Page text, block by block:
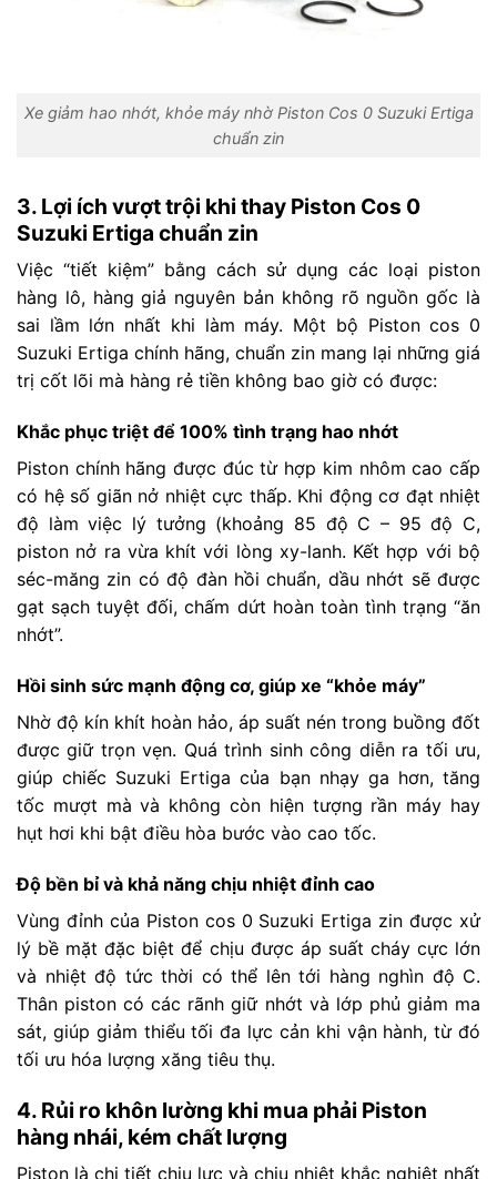
Xe giảm hao nhớt, khỏe máy nhờ Piston Cos 0 Suzuki Ertiga
chuẩn zin
3. Lợi ích vượt trội khi thay Piston Cos 0
Suzuki Ertiga chuẩn zin
Việc “tiết kiệm” bằng cách sử dụng các loại piston
hàng lô, hàng giả nguyên bản không rõ nguồn gốc là
sai lầm lớn nhất khi làm máy. Một bộ Piston cos 0
Suzuki Ertiga chính hãng, chuẩn zin mang lại những giá
trị cốt lõi mà hàng rẻ tiền không bao giờ có được:
Khắc phục triệt để 100% tình trạng hao nhớt
Piston chính hãng được đúc từ hợp kim nhôm cao cấp
có hệ số giãn nở nhiệt cực thấp. Khi động cơ đạt nhiệt
độ làm việc lý tưởng (khoảng 85 độ C – 95 độ C,
piston nở ra vừa khít với lòng xy-lanh. Kết hợp với bộ
séc-măng zin có độ đàn hồi chuẩn, dầu nhớt sẽ được
gạt sạch tuyệt đối, chấm dứt hoàn toàn tình trạng “ăn
nhớt”.
Hồi sinh sức mạnh động cơ, giúp xe “khỏe máy”
Nhờ độ kín khít hoàn hảo, áp suất nén trong buồng đốt
được giữ trọn vẹn. Quá trình sinh công diễn ra tối ưu,
giúp chiếc Suzuki Ertiga của bạn nhạy ga hơn, tăng
tốc mượt mà và không còn hiện tượng rần máy hay
hụt hơi khi bật điều hòa bước vào cao tốc.
Độ bền bỉ và khả năng chịu nhiệt đỉnh cao
Vùng đỉnh của Piston cos 0 Suzuki Ertiga zin được xử
lý bề mặt đặc biệt để chịu được áp suất cháy cực lớn
và nhiệt độ tức thời có thể lên tới hàng nghìn độ C.
Thân piston có các rãnh giữ nhớt và lớp phủ giảm ma
sát, giúp giảm thiểu tối đa lực cản khi vận hành, từ đó
tối ưu hóa lượng xăng tiêu thụ.
4. Rủi ro khôn lường khi mua phải Piston
hàng nhái, kém chất lượng
Piston là chi tiết chịu lực và chịu nhiệt khắc nghiệt nhất